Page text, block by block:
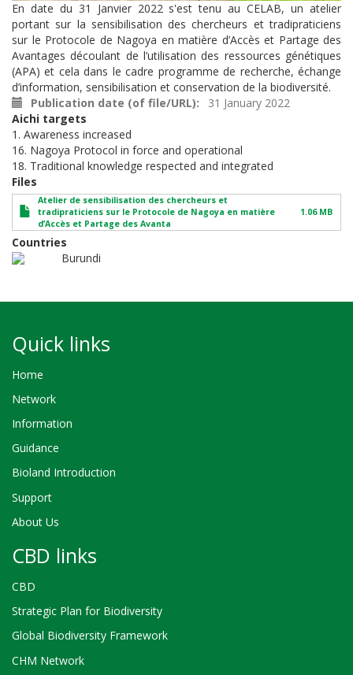
En date du 31 Janvier 2022 s'est tenu au CELAB, un atelier
portant sur la sensibilisation des chercheurs et tradipraticiens
sur le Protocole de Nagoya en matière d’Accès et Partage des
Avantages découlant de l’utilisation des ressources génétiques
(APA) et cela dans le cadre programme de recherche, échange
d’information, sensibilisation et conservation de la biodiversité.
Publication date (of file/URL)
31 January 2022
Aichi targets
1. Awareness increased
16. Nagoya Protocol in force and operational
18. Traditional knowledge respected and integrated
Files
Atelier de sensibilisation des chercheurs et
tradipraticiens sur le Protocole de Nagoya en matière
d’Accès et Partage des Avanta
1.06 MB
Countries
Burundi
Quick links
Home
Network
Information
Guidance
Bioland Introduction
Support
About Us
CBD links
CBD
Strategic Plan for Biodiversity
Global Biodiversity Framework
CHM Network